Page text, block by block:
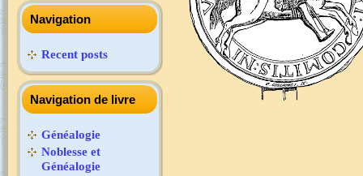
Navigation
Recent posts
Navigation de livre
Généalogie
Noblesse et
Généalogie